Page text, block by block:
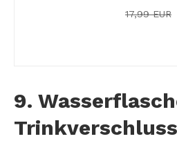
17,99 EUR
9.